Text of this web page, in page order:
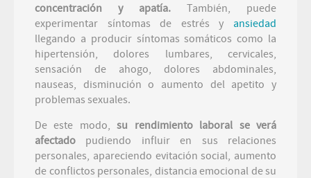
concentración y apatía. También, puede
experimentar síntomas de estrés y ansiedad
llegando a producir síntomas somáticos como la
hipertensión, dolores lumbares, cervicales,
sensación de ahogo, dolores abdominales,
nauseas, disminución o aumento del apetito y
problemas sexuales.
De este modo,su rendimiento laboral se verá
afectado pudiendo influir en sus relaciones
personales, apareciendo evitación social, aumento
de conflictos personales, distancia emocional de su